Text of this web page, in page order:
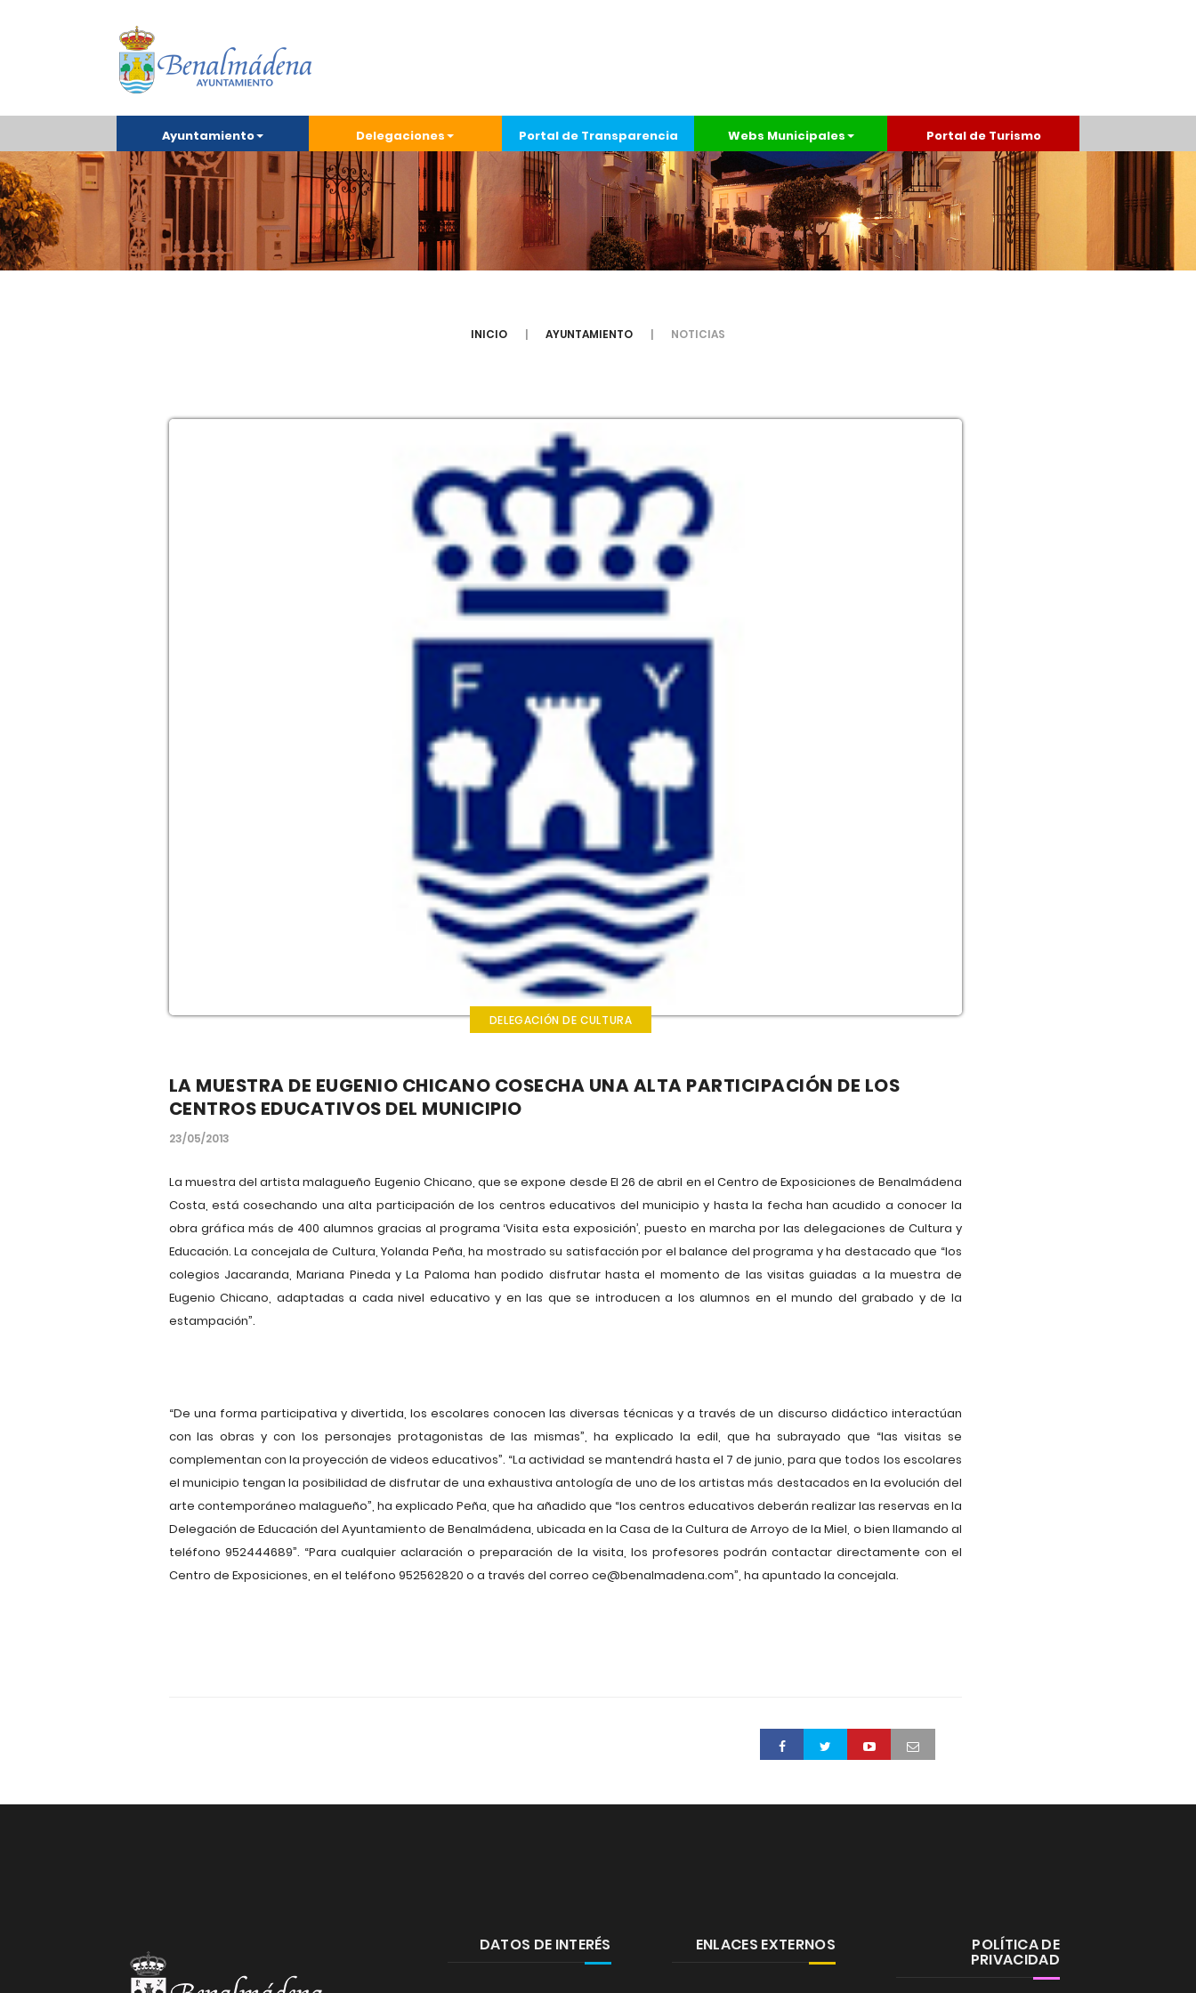
Ayuntamiento Delegaciones Portal de Transparencia Webs Municipales Portal de Turismo
INICIO AYUNTAMIENTO NOTICIAS
DELEGACIÓN DE CULTURA
LA MUESTRA DE EUGENIO CHICANO COSECHA UNA ALTA PARTICIPACIÓN DE LOS
CENTROS EDUCATIVOS DEL MUNICIPIO
23/05/2013
La muestra del artista malagueño Eugenio Chicano, que se expone desde El 26 de abril en el Centro de Exposiciones de Benalmádena
Costa, está cosechando una alta participación de los centros educativos del municipio y hasta la fecha han acudido a conocer la
obra gráfica más de 400 alumnos gracias al programa ‘Visita esta exposición’, puesto en marcha por las delegaciones de Cultura y
Educación. La concejala de Cultura, Yolanda Peña, ha mostrado su satisfacción por el balance del programa y ha destacado que “los
colegios Jacaranda, Mariana Pineda y La Paloma han podido disfrutar hasta el momento de las visitas guiadas a la muestra de
Eugenio Chicano, adaptadas a cada nivel educativo y en las que se introducen a los alumnos en el mundo del grabado y de la
estampación”.
“De una forma participativa y divertida, los escolares conocen las diversas técnicas y a través de un discurso didáctico interactúan
con las obras y con los personajes protagonistas de las mismas”, ha explicado la edil, que ha subrayado que “las visitas se
complementan con la proyección de videos educativos”. “La actividad se mantendrá hasta el 7 de junio, para que todos los escolares
el municipio tengan la posibilidad de disfrutar de una exhaustiva antología de uno de los artistas más destacados en la evolución del
arte contemporáneo malagueño”, ha explicado Peña, que ha añadido que “los centros educativos deberán realizar las reservas en la
Delegación de Educación del Ayuntamiento de Benalmádena, ubicada en la Casa de la Cultura de Arroyo de la Miel, o bien llamando al
teléfono 952444689”. “Para cualquier aclaración o preparación de la visita, los profesores podrán contactar directamente con el
Centro de Exposiciones, en el teléfono 952562820 o a través del correo ce@benalmadena.com”, ha apuntado la concejala.
DATOS DE INTERÉS ENLACES EXTERNOS POLÍTICA DE
PRIVACIDAD